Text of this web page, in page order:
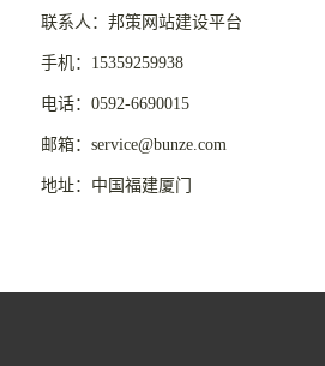
联系人：邦策网站建设平台
手机：15359259938
电话：0592-6690015
邮箱：service@bunze.com
地址：中国福建厦门